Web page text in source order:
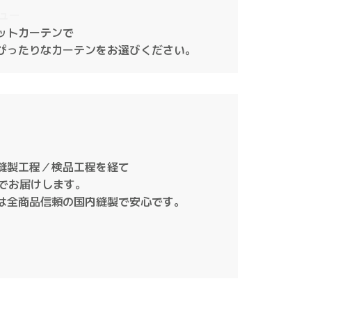
トカーテンで
ったりなカーテンをお選びください。
製工程／検品工程を経て
届けします。
全商品信頼の国内縫製で安心です。